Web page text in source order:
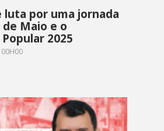
luta por uma jornada
de Maio e o
2025
00H00